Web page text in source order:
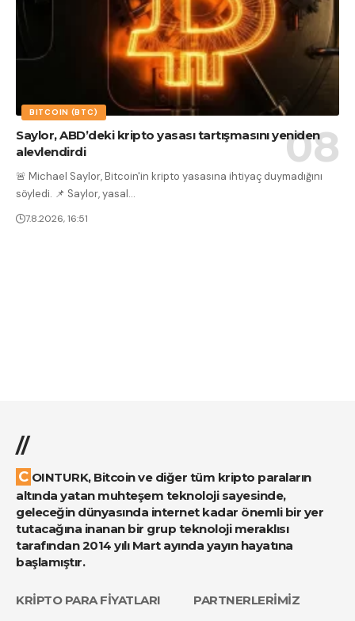
BITCOIN (BTC)
Saylor, ABD’deki kripto yasası tartışmasını yeniden
alevlendirdi
🚨 Michael Saylor, Bitcoin'in kripto yasasına ihtiyaç duymadığını
söyledi. 📌 Saylor, yasal…
7.8.2026, 16:51
//
COINTURK, Bitcoin ve diğer tüm kripto paraların
altında yatan muhteşem teknoloji sayesinde,
geleceğin dünyasında internet kadar önemli bir yer
tutacağına inanan bir grup teknoloji meraklısı
tarafından 2014 yılı Mart ayında yayın hayatına
başlamıştır.
KRİPTO PARA FİYATLARI PARTNERLERİMİZ